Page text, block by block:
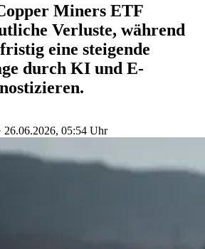
Miners ETF
Verluste, während
eine steigende
durch KI und E-
26.06.2026, 05:54 Uhr